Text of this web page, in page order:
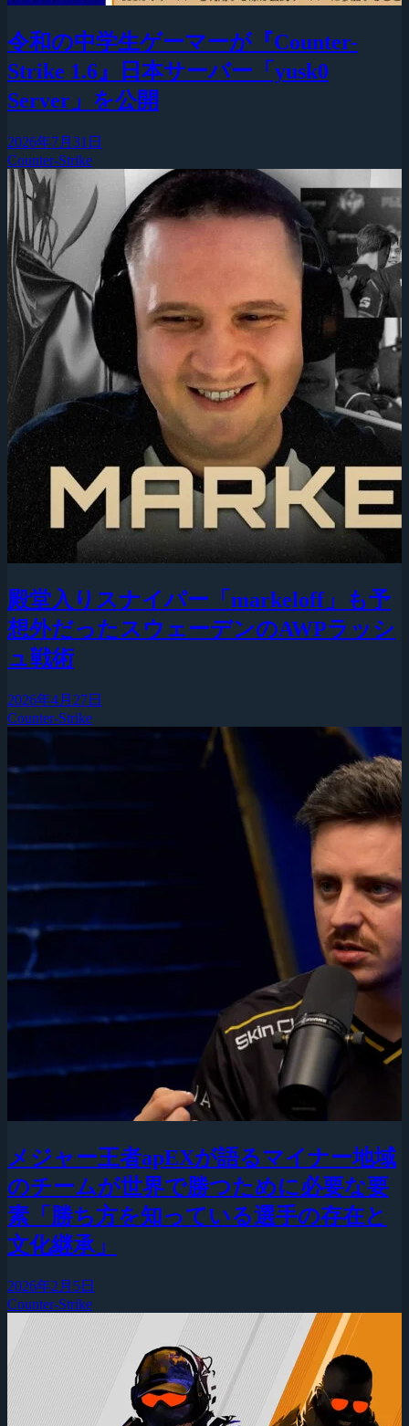
令和の中学生ゲーマーが『Counter-
Strike 1.6』日本サーバー「yusk0
Server」を公開
2026年7月31日
Counter-Strike
殿堂入りスナイパー「markeloff」も予
想外だったスウェーデンのAWPラッシ
ュ戦術
2026年4月27日
Counter-Strike
メジャー王者apEXが語るマイナー地域
のチームが世界で勝つために必要な要
素「勝ち方を知っている選手の存在と
文化継承」
2026年2月5日
Counter-Strike